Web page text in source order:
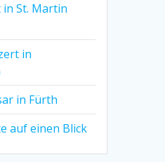
St. Martin
in
in Fürth
auf einen Blick